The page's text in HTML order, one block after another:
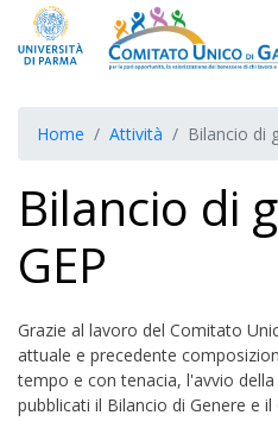
Home Attività Bilancio di
Bilancio di
GEP
Grazie al lavoro del Comitato
attuale e precedente
tempo e con tenacia, l'avvio
pubblicati il Bilancio di Genere e il